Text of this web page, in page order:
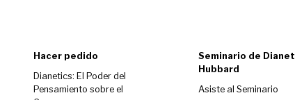
Hacer pedido
Dianetics: El Poder del
Pensamiento sobre el
Seminario de
Hubbard
Asiste al Seminario